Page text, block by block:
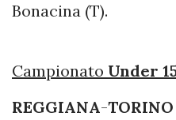
Bonacina (T).
Campionato Under
REGGIANA-TORINO